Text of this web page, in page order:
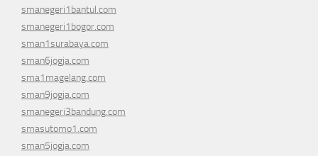
smanegeri1bantul.com
smanegeri1bogor.com
sman1surabaya.com
sman6jogja.com
sma1magelang.com
sman9jogja.com
smanegeri3bandung.com
smasutomo1.com
sman5jogja.com